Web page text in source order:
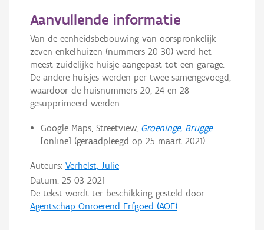
Aanvullende informatie
Van de eenheidsbebouwing van oorspronkelijk
zeven enkelhuizen (nummers 20-30) werd het
meest zuidelijke huisje aangepast tot een garage.
De andere huisjes werden per twee samengevoegd,
waardoor de huisnummers 20, 24 en 28
gesupprimeerd werden.
Google Maps, Streetview, Groeninge, Brugge
[online] (geraadpleegd op 25 maart 2021).
Auteurs: Verhelst, Julie
Datum: 25-03-2021
De tekst wordt ter beschikking gesteld door:
Agentschap Onroerend Erfgoed (AOE)